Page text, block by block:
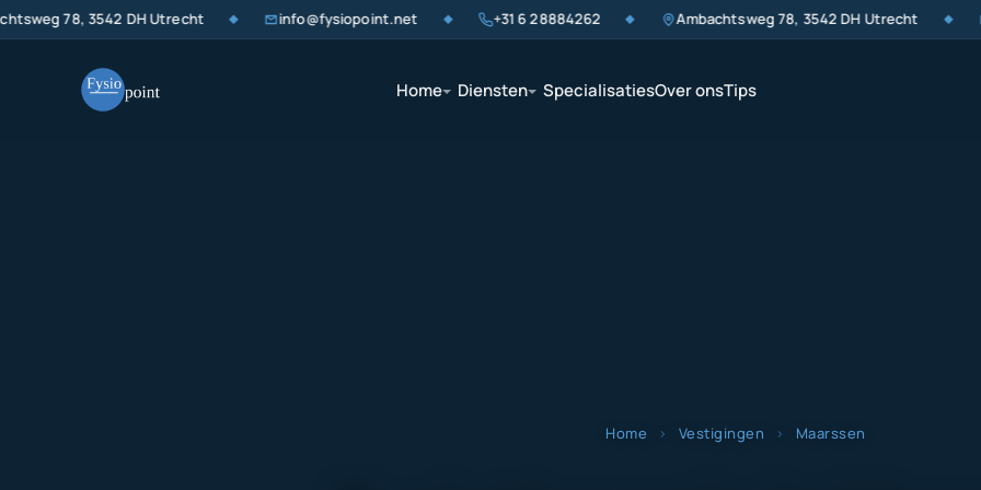
78, 3542 DH Utrecht info@fysiopoint.net +31 6 28884262 Ambachtsweg 78, 3542 DH Utrecht
Home Diensten SpecialisatiesOver onsTips
Home › Vestigingen › Maarssen